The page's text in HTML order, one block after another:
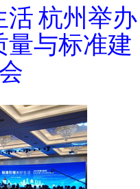
杭州举办
量与标准建